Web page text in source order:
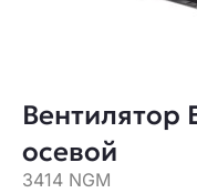
Вентилятор
осевой
3414 NGM